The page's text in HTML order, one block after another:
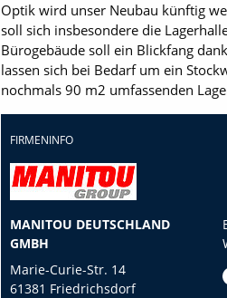
Optik wird unser Neubau künftig
soll sich insbesondere die
Bürogebäude soll ein Blickfang
lassen sich bei Bedarf um ein
nochmals 90 m2 umfassenden
FIRMENINFO
MANITOU DEUTSCHLAND
GMBH
Marie-Curie-Str. 14
61381 Friedrichsdorf